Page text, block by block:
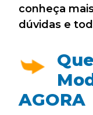
conheça
dúvidas e
AGORA